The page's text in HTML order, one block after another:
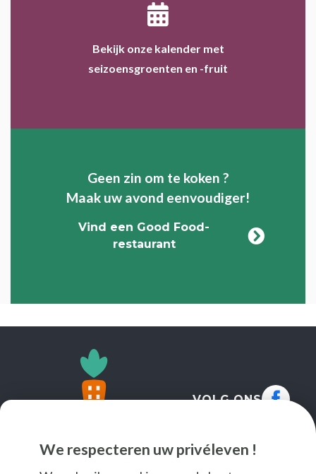
We respecteren uw privéleven !
Bekijk onze kalender met
seizoensgroenten en -fruit
Geen zin om te koken ?
Maak uw avond eenvoudiger!
Vind een Good Food-
restaurant
VOLG ONS